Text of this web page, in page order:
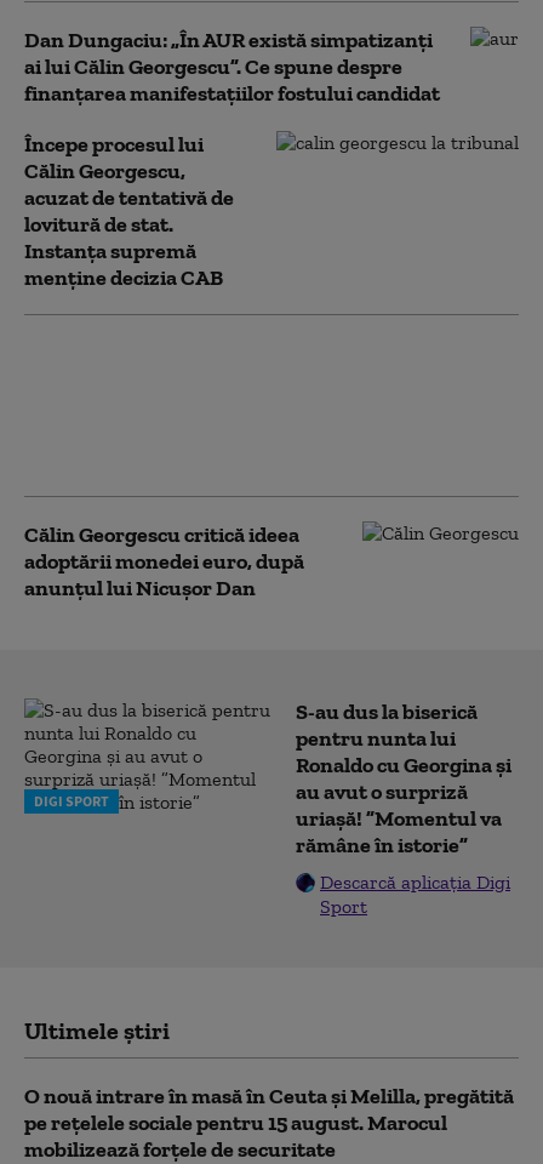
Dan Dungaciu: „În AUR există simpatizanți
ai lui Călin Georgescu”. Ce spune despre
finanțarea manifestațiilor fostului candidat
Începe procesul lui
Călin Georgescu,
acuzat de tentativă de
lovitură de stat.
Instanța supremă
menține decizia CAB
Călin Georgescu critică ideea
adoptării monedei euro, după
anunțul lui Nicușor Dan
DIGI SPORT
S-au dus la biserică
pentru nunta lui
Ronaldo cu Georgina și
au avut o surpriză
uriașă! ”Momentul va
rămâne în istorie”
Descarcă aplicația Digi
Sport
Ultimele știri
O nouă intrare în masă în Ceuta și Melilla, pregătită
pe rețelele sociale pentru 15 august. Marocul
mobilizează forțele de securitate